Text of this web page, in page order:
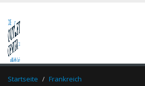
Startseite Frankreich